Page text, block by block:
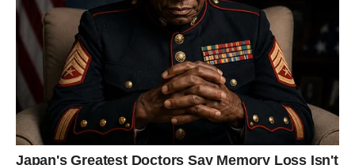
JARAC – NAGRADE ZA
STRPLJENJE I TRUD
Jarac je znak koji zna šta znači čekati. Njegov put retko je
lak i brz. Jarčevi često moraju da prođu kroz mnoge
izazove pre nego što dobiju ono što zaslužuju. Ali njihova
snaga leži upravo u izdrzljivosti.